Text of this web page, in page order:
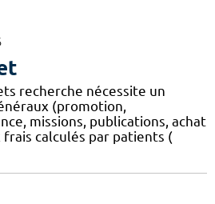
recherche nécessite un
(promotion,
missions, publications, achat
calculés par patients (